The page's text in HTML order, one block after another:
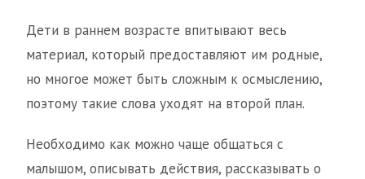
Дети в раннем возрасте впитывают весь
материал, который предоставляют им родные,
но многое может быть сложным к осмыслению,
поэтому такие слова уходят на второй план.
Необходимо как можно чаще общаться с
малышом, описывать действия, рассказывать о